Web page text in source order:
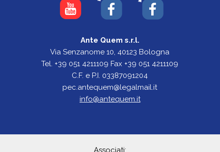
Ante Quem s.r.l.
Via Senzanome 10, 40123 Bologna
Tel. +39 051 4211109 Fax +39 051 4211109
C.F. e P.I. 03387091204
pec.antequem@legalmail.it
info@antequem.it
Associati: